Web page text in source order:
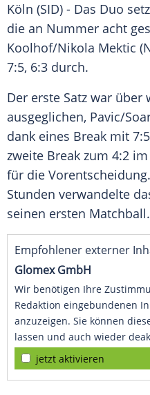
Köln (SID) - Das Duo
die an Nummer acht
Koolhof/Nikola Mektic (
7:5, 6:3 durch.
Der erste Satz war über
ausgeglichen, Pavic/
dank eines Break mit
zweite Break zum 4:2
für die
Stunden verwandelte
seinen ersten Matchball.
Empfohlener externer
Glomex GmbH
Wir benötigen Ihre
Redaktion eingebundenen
anzuzeigen. Sie können
lassen und auch wieder
jetzt aktivieren